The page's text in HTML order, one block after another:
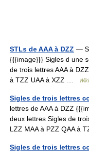
STLs de AAA à DZZ —
{{{image}}} Sigles d une
de trois lettres AAA à
à TZZ UAA à XZZ …
Sigles de trois lettres
lettres de AAA à DZZ
deux lettres Sigles de
LZZ MAA à PZZ QAA à
Sigles de trois lettres